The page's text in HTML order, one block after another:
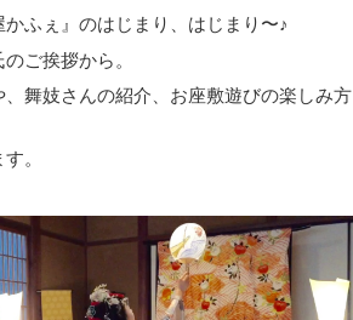
ふぇ』のはじまり、はじまり〜♪
ご挨拶から。
舞妓さんの紹介、お座敷遊びの楽しみ方
。